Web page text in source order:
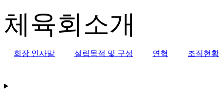
체육회소개
회장 인사말 설립목적 및 구성 연혁 조직현황